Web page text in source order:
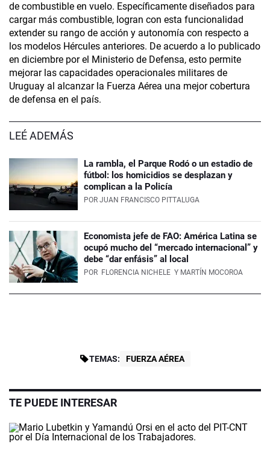
de combustible en vuelo. Específicamente diseñados para
cargar más combustible, logran con esta funcionalidad
extender su rango de acción y autonomía con respecto a
los modelos Hércules anteriores. De acuerdo a lo publicado
en diciembre por el Ministerio de Defensa, esto permite
mejorar las capacidades operacionales militares de
Uruguay al alcanzar la Fuerza Aérea una mejor cobertura
de defensa en el país.
LEÉ ADEMÁS
La rambla, el Parque Rodó o un estadio de
fútbol: los homicidios se desplazan y
complican a la Policía
POR JUAN FRANCISCO PITTALUGA
Economista jefe de FAO: América Latina se
ocupó mucho del “mercado internacional” y
debe “dar enfásis” al local
POR FLORENCIA NICHELE Y MARTÍN MOCOROA
TEMAS: FUERZA AÉREA
TE PUEDE INTERESAR